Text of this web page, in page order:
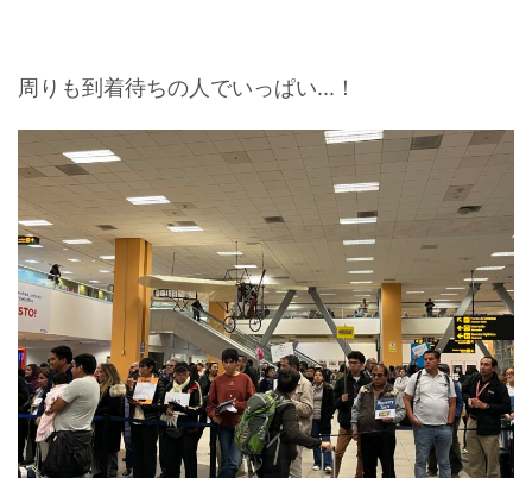
周りも到着待ちの人でいっぱい...！